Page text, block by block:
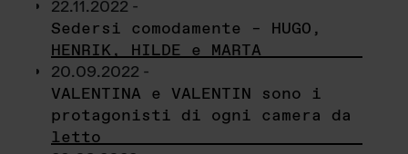
22.11.2022 -
Sedersi comodamente – HUGO,
HENRIK, HILDE e MARTA
20.09.2022 -
VALENTINA e VALENTIN sono i
protagonisti di ogni camera da
letto